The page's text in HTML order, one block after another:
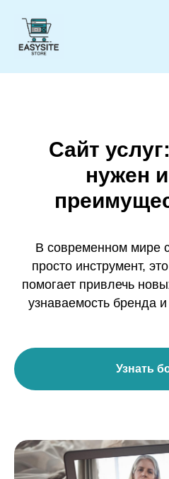
Сайт
нужен
В современном мире
просто инструмент,
помогает привлечь
узнаваемость бренда
Узнать